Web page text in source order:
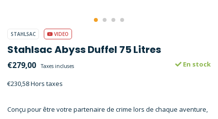
STAHLSAC VIDEO
Stahlsac Abyss Duffel 75 Litres
€279,00 Taxes incluses
€230,58 Hors taxes
En stock
Conçu pour être votre partenaire de crime lors de chaque aventure,